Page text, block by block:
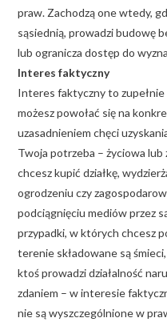
praw. Zachodzą one wtedy,
sąsiednią, prowadzi budowę
lub ogranicza dostęp do
Interes faktyczny
Interes faktyczny to
możesz powołać się na
uzasadnieniem chęci
Twoja potrzeba – życiowa lub
chcesz kupić działkę,
ogrodzeniu czy
podciągnięciu mediów przez
przypadki, w których chcesz
terenie składowane są
ktoś prowadzi działalność
zdaniem – w interesie
nie są wyszczególnione w